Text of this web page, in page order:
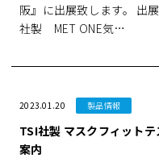
阪』に出展致します。 出
社製 MET ONE気…
2023.01.20 製品情報
TSI社製 マスクフィット
案内